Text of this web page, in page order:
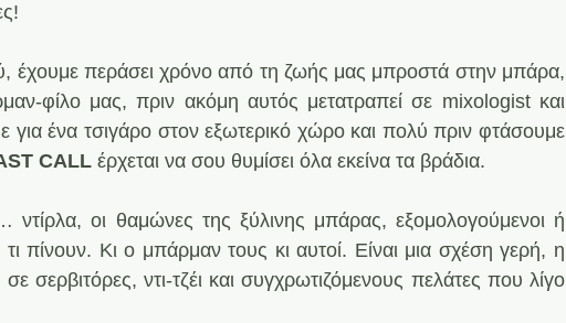
έχουμε περάσει χρόνο από τη ζωής μας μπροστά στην μπάρα,
φίλο μας, πριν ακόμη αυτός μετατραπεί σε mixologist και
για ένα τσιγάρο στον εξωτερικό χώρο και πολύ πριν φτάσουμε
CALL έρχεται να σου θυμίσει όλα εκείνα τα βράδια.
ντίρλα, οι θαμώνες της ξύλινης μπάρας, εξομολογούμενοι ή
πίνουν. Κι ο μπάρμαν τους κι αυτοί. Είναι μια σχέση γερή, η
σερβιτόρες, ντι-τζέι και συγχρωτιζόμενους πελάτες που λίγο